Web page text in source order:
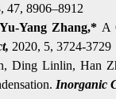
47, 8906–8912
Yu-Yang Zhang,*A
, 2020, 5, 3724-3729
Ding Linlin, Han
Inorganic